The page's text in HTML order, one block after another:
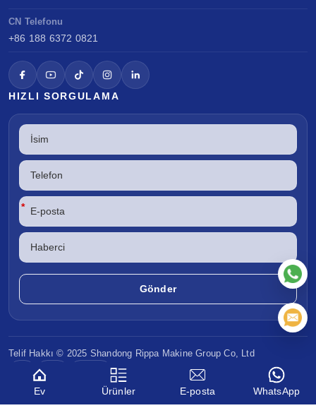
CN Telefonu
+86 188 6372 0821
HIZLI SORGULAMA
*
Telif Hakkı © 2025 Shandong Rippa Makine Group Co, Ltd
EPA
Ev Ürünler E-posta WhatsApp